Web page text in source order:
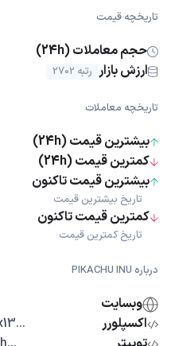
تاریخچه قیمت
حجم معاملات (24h)
ارزش بازار رتبه 2702
تاریخچه معاملات
بیشترین قیمت (24h)
کمترین قیمت (24h)
بیشترین قیمت تاکنون
تاریخ بیشترین قیمت
کمترین قیمت تاکنون
تاریخ کمترین قیمت
درباره PIKACHU INU
وبسایت
اکسپلورر
...https://bscscan.com/token/0x13